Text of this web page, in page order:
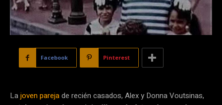
Facebook Pinterest
Lajoven parejade recién casados, Alex y Donna Voutsinas,